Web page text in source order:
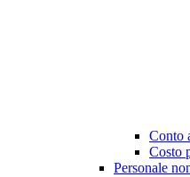
Conto
Costo
Personale